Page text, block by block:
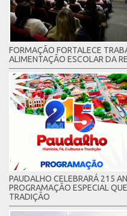
FORMAÇÃO FORTALECE
ALIMENTAÇÃO ESCOLAR DA
PAUDALHO CELEBRARÁ 215
PROGRAMAÇÃO ESPECIAL
TRADIÇÃO